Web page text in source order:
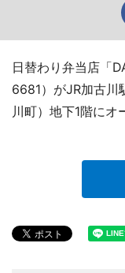
日替わり弁当店「
6681）がJR加古川
川町）地下1階にオ